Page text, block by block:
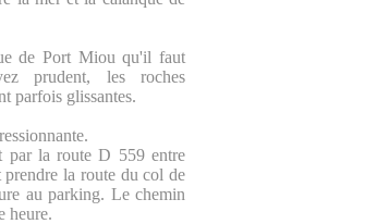
de Port Miou qu'il faut
prudent, les roches
parfois glissantes.
par la route D 559 entre
la route du col de
au parking. Le chemin
heure.